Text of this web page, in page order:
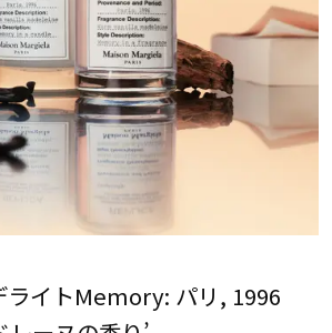
ライトMemory: パリ, 1996